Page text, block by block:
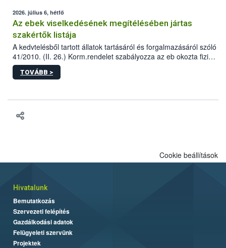
2026. július 6, hétfő
Az ebek viselkedésének megítélésében jártas
szakértők listája
A kedvtelésből tartott állatok tartásáról és forgalmazásáról szóló
41/2010. (II. 26.) Korm.rendelet szabályozza az eb okozta fizikai
sérülés, illetve ennek veszélye keletkezésekor felmerülő
hatósági feladatokat, valamint a veszélyes eb tartását és annak
TOVÁBB >
Cookie beállítások
Hivatalunk
Bemutatkozás
Szervezeti felépítés
Gazdálkodási adatok
Felügyeleti szervünk
Projektek